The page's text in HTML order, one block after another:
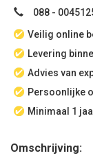
088 -
Veilig online
Levering
Advies van
Persoonlijke
Minimaal 1
Omschrijving: